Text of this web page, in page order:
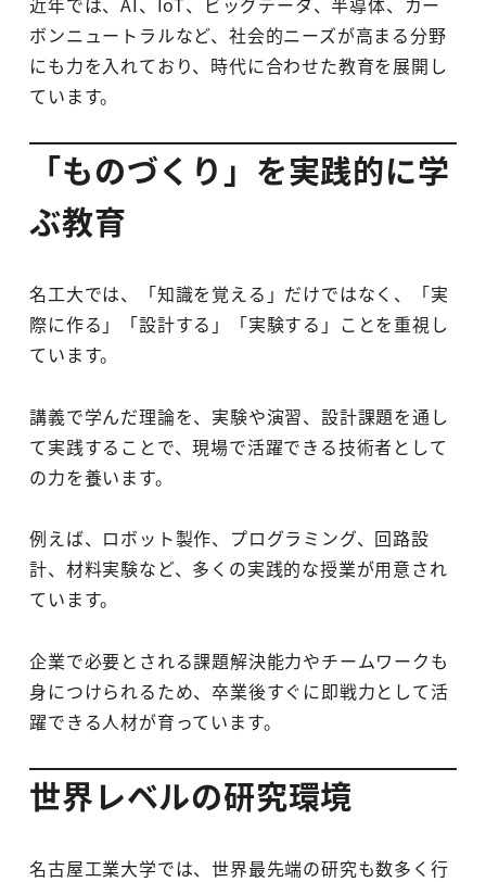
ボンニュートラルなど、社会的ニーズが高まる分野
にも力を入れており、時代に合わせた教育を展開し
ています。
「ものづくり」を実践的に学
ぶ教育
名工大では、「知識を覚える」だけではなく、「実
際に作る」「設計する」「実験する」ことを重視し
ています。
講義で学んだ理論を、実験や演習、設計課題を通し
て実践することで、現場で活躍できる技術者として
の力を養います。
例えば、ロボット製作、プログラミング、回路設
計、材料実験など、多くの実践的な授業が用意され
ています。
企業で必要とされる課題解決能力やチームワークも
身につけられるため、卒業後すぐに即戦力として活
躍できる人材が育っています。
世界レベルの研究環境
名古屋工業大学では、世界最先端の研究も数多く行